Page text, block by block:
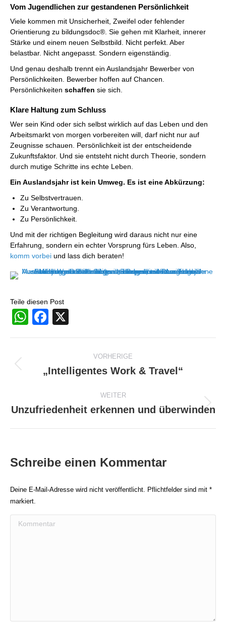
Vom Jugendlichen zur gestandenen Persönlichkeit
Viele kommen mit Unsicherheit, Zweifel oder fehlender
Orientierung zu bildungsdoc®. Sie gehen mit Klarheit, innerer
Stärke und einem neuen Selbstbild. Nicht perfekt. Aber
belastbar. Nicht angepasst. Sondern eigenständig.
Und genau deshalb trennt ein Auslandsjahr Bewerber von
Persönlichkeiten. Bewerber hoffen auf Chancen.
Persönlichkeiten schaffen sie sich.
Klare Haltung zum Schluss
Wer sein Kind oder sich selbst wirklich auf das Leben und den
Arbeitsmarkt von morgen vorbereiten will, darf nicht nur auf
Zeugnisse schauen. Persönlichkeit ist der entscheidende
Zukunftsfaktor. Und sie entsteht nicht durch Theorie, sondern
durch mutige Schritte ins echte Leben.
Ein Auslandsjahr ist kein Umweg. Es ist eine Abkürzung:
Zu Selbstvertrauen.
Zu Verantwortung.
Zu Persönlichkeit.
Und mit der richtigen Begleitung wird daraus nicht nur eine
Erfahrung, sondern ein echter Vorsprung fürs Leben. Also,
komm vorbei und lass dich beraten!
Teile diesen Post
WhatsApp
Facebook
VORHERIGE
Vorheriger
„Intelligentes Work & Travel“
WEITER
Nächster
Unzufriedenheit erkennen und überwinden
Schreibe einen Kommentar
Deine E-Mail-Adresse wird nicht veröffentlicht. Pflichtfelder sind mit *
markiert.
Kommentar